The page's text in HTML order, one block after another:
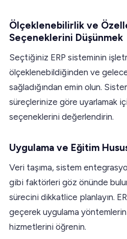
Ölçeklenebilirlik ve
Seçeneklerini Düşünmek
Seçtiğiniz ERP sisteminin
ölçeklenebildiğinden ve
sağladığından emin olun.
süreçlerinize göre uyarlamak
seçeneklerini değerlendirin.
Uygulama ve Eğitim
Veri taşıma, sistem
gibi faktörleri göz önünde
sürecini dikkatlice planlayın.
geçerek uygulama
hizmetlerini öğrenin.